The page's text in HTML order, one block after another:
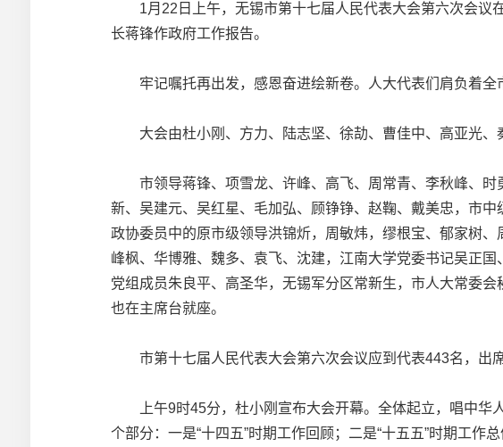
1月22日上午，无锡市第十七届人民代表大会第六次会议
长蒋锋作政府工作报告。
牢记嘱托再出发，感恩奋进绘新卷。人大代表们肩负着全
大会由杜小刚、方力、陆志坚、徐劼、曹佳中、高亚光、
市领导蒋锋、项雪龙、许峰、高飞、周常青、李秋峰、时
新、吴建元、吴红星、毛加弘、顾铮铮、赵鞠、戴美忠，市
政协委员中的原市级领导洪锦炘，周敏炜，缪根宝、郁家树
峰枫、华博雅、魏多、袁飞、沈建，江南大学党委书记吴正
党组成员朱良平、高圣华，无锡军分区常新生，市人大常委
也在主席台就座。
市第十七届人民代表大会第六次会议应到代表443名，出席
上午9时45分，杜小刚宣布大会开幕。全体起立，唱中华
个部分：一是“十四五”时期工作回顾；二是“十五五”时期工作